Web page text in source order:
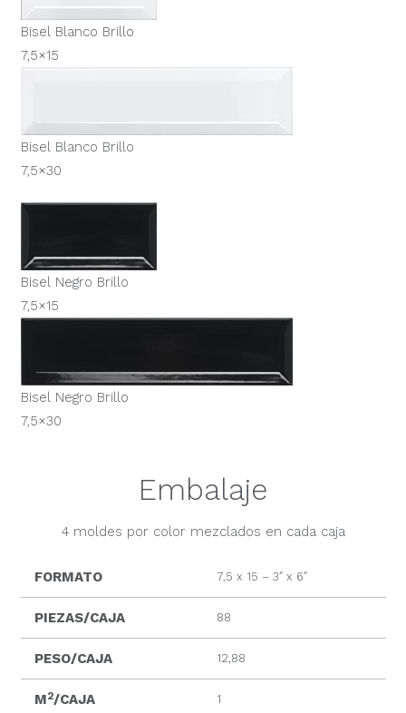
Bisel Blanco Brillo
7,5×15
Bisel Blanco Brillo
7,5×30
Bisel Negro Brillo
7,5×15
Bisel Negro Brillo
7,5×30
Embalaje
4 moldes por color mezclados en cada caja
FORMATO 7,5 x 15 – 3″ x 6″
PIEZAS/CAJA 88
PESO/CAJA 12,88
M2/CAJA 1